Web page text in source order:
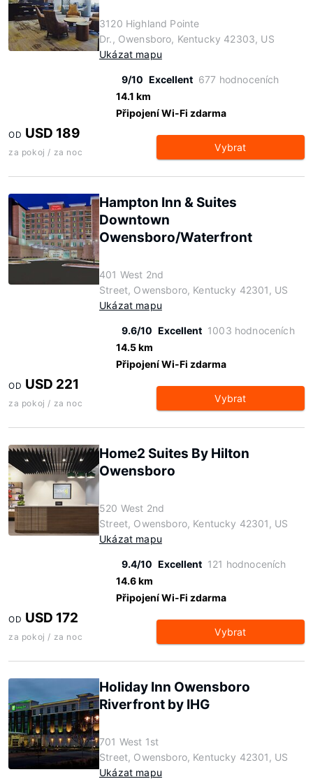
3120 Highland Pointe
Dr., Owensboro, Kentucky 42303, US
Ukázat mapu
9/10 Excellent 677 hodnoceních
14.1 km
Připojení Wi-Fi zdarma
OD USD 189
za pokoj / za noc Vybrat
Hampton Inn & Suites
Downtown
Owensboro/Waterfront
401 West 2nd
Street, Owensboro, Kentucky 42301, US
Ukázat mapu
9.6/10 Excellent 1003 hodnoceních
14.5 km
Připojení Wi-Fi zdarma
OD USD 221
za pokoj / za noc Vybrat
Home2 Suites By Hilton
Owensboro
520 West 2nd
Street, Owensboro, Kentucky 42301, US
Ukázat mapu
9.4/10 Excellent 121 hodnoceních
14.6 km
Připojení Wi-Fi zdarma
OD USD 172
za pokoj / za noc Vybrat
Holiday Inn Owensboro
Riverfront by IHG
701 West 1st
Street, Owensboro, Kentucky 42301, US
Ukázat mapu